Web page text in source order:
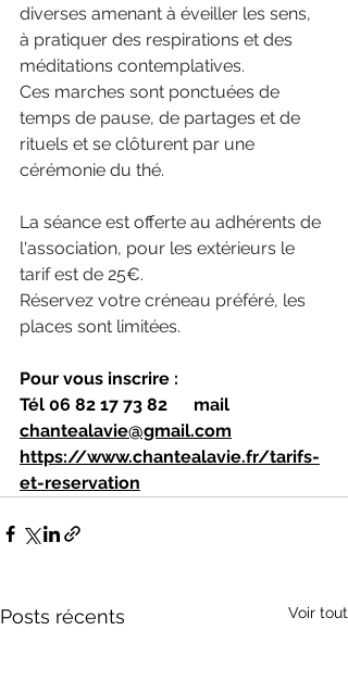
diverses amenant à éveiller les sens,
à pratiquer des respirations et des
méditations contemplatives.
Ces marches sont ponctuées de
temps de pause, de partages et de
rituels et se clôturent par une
cérémonie du thé.
La séance est offerte au adhérents de
l'association, pour les extérieurs le
tarif est de 25€.
Réservez votre créneau préféré, les
places sont limitées.
Pour vous inscrire :
Tél 06 82 17 73 82 	mail
chantealavie@gmail.com
https://www.chantealavie.fr/tarifs-
et-reservation
Posts récents Voir tout